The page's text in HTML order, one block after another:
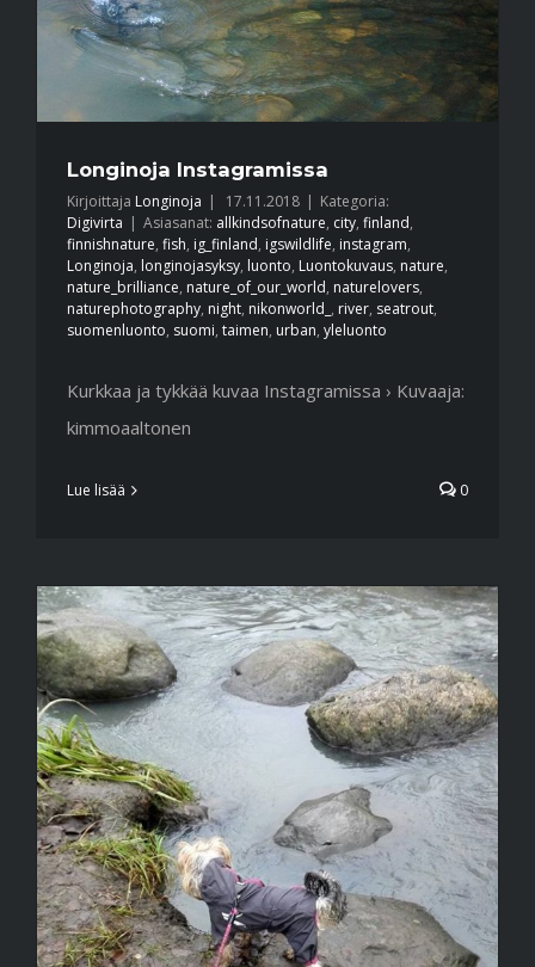
Longinoja Instagramissa
Kirjoittaja Longinoja | 17.11.2018 | Kategoria:
Digivirta | Asiasanat: allkindsofnature, city, finland,
finnishnature, fish, ig_finland, igswildlife, instagram,
Longinoja, longinojasyksy, luonto, Luontokuvaus, nature,
nature_brilliance, nature_of_our_world, naturelovers,
naturephotography, night, nikonworld_ , river, seatrout,
suomenluonto, suomi, taimen, urban, yleluonto
Kurkkaa ja tykkää kuvaa Instagramissa › Kuvaaja:
kimmoaaltonen
Lue lisää 0